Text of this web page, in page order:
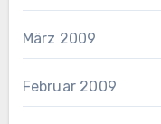
März 2009
Februar 2009